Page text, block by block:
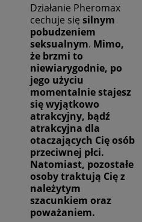
Działanie Pheromax
cechuje się silnym
pobudzeniem
seksualnym. Mimo,
że brzmi to
niewiarygodnie, po
jego użyciu
momentalnie stajesz
się wyjątkowo
atrakcyjny, bądź
atrakcyjna dla
otaczających Cię osób
przeciwnej płci.
Natomiast, pozostałe
osoby traktują Cię z
należytym
szacunkiem oraz
poważaniem.